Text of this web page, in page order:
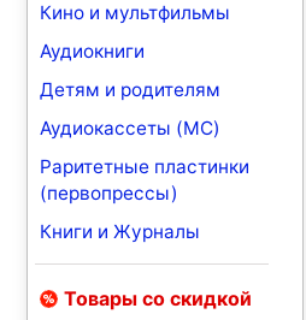
Кино и мультфильмы
Аудиокниги
Детям и родителям
Аудиокассеты (MC)
Раритетные пластинки
(первопрессы)
Книги и Журналы
Товары со скидкой